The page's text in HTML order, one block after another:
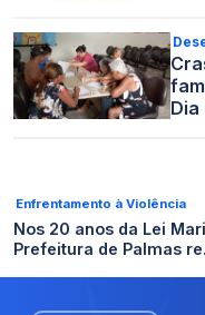
Dia
Enfrentamento à Violência
Nos 20 anos da Lei
Prefeitura de Palmas